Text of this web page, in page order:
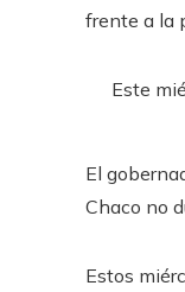
Este
El
Chaco no
Estos